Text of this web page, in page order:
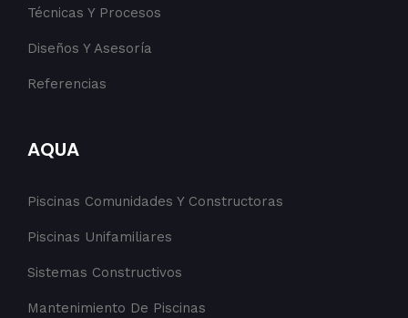
Técnicas Y Procesos
Diseños Y Asesoría
Referencias
AQUA
Piscinas Comunidades Y Constructoras
Piscinas Unifamiliares
Sistemas Constructivos
Mantenimiento De Piscinas